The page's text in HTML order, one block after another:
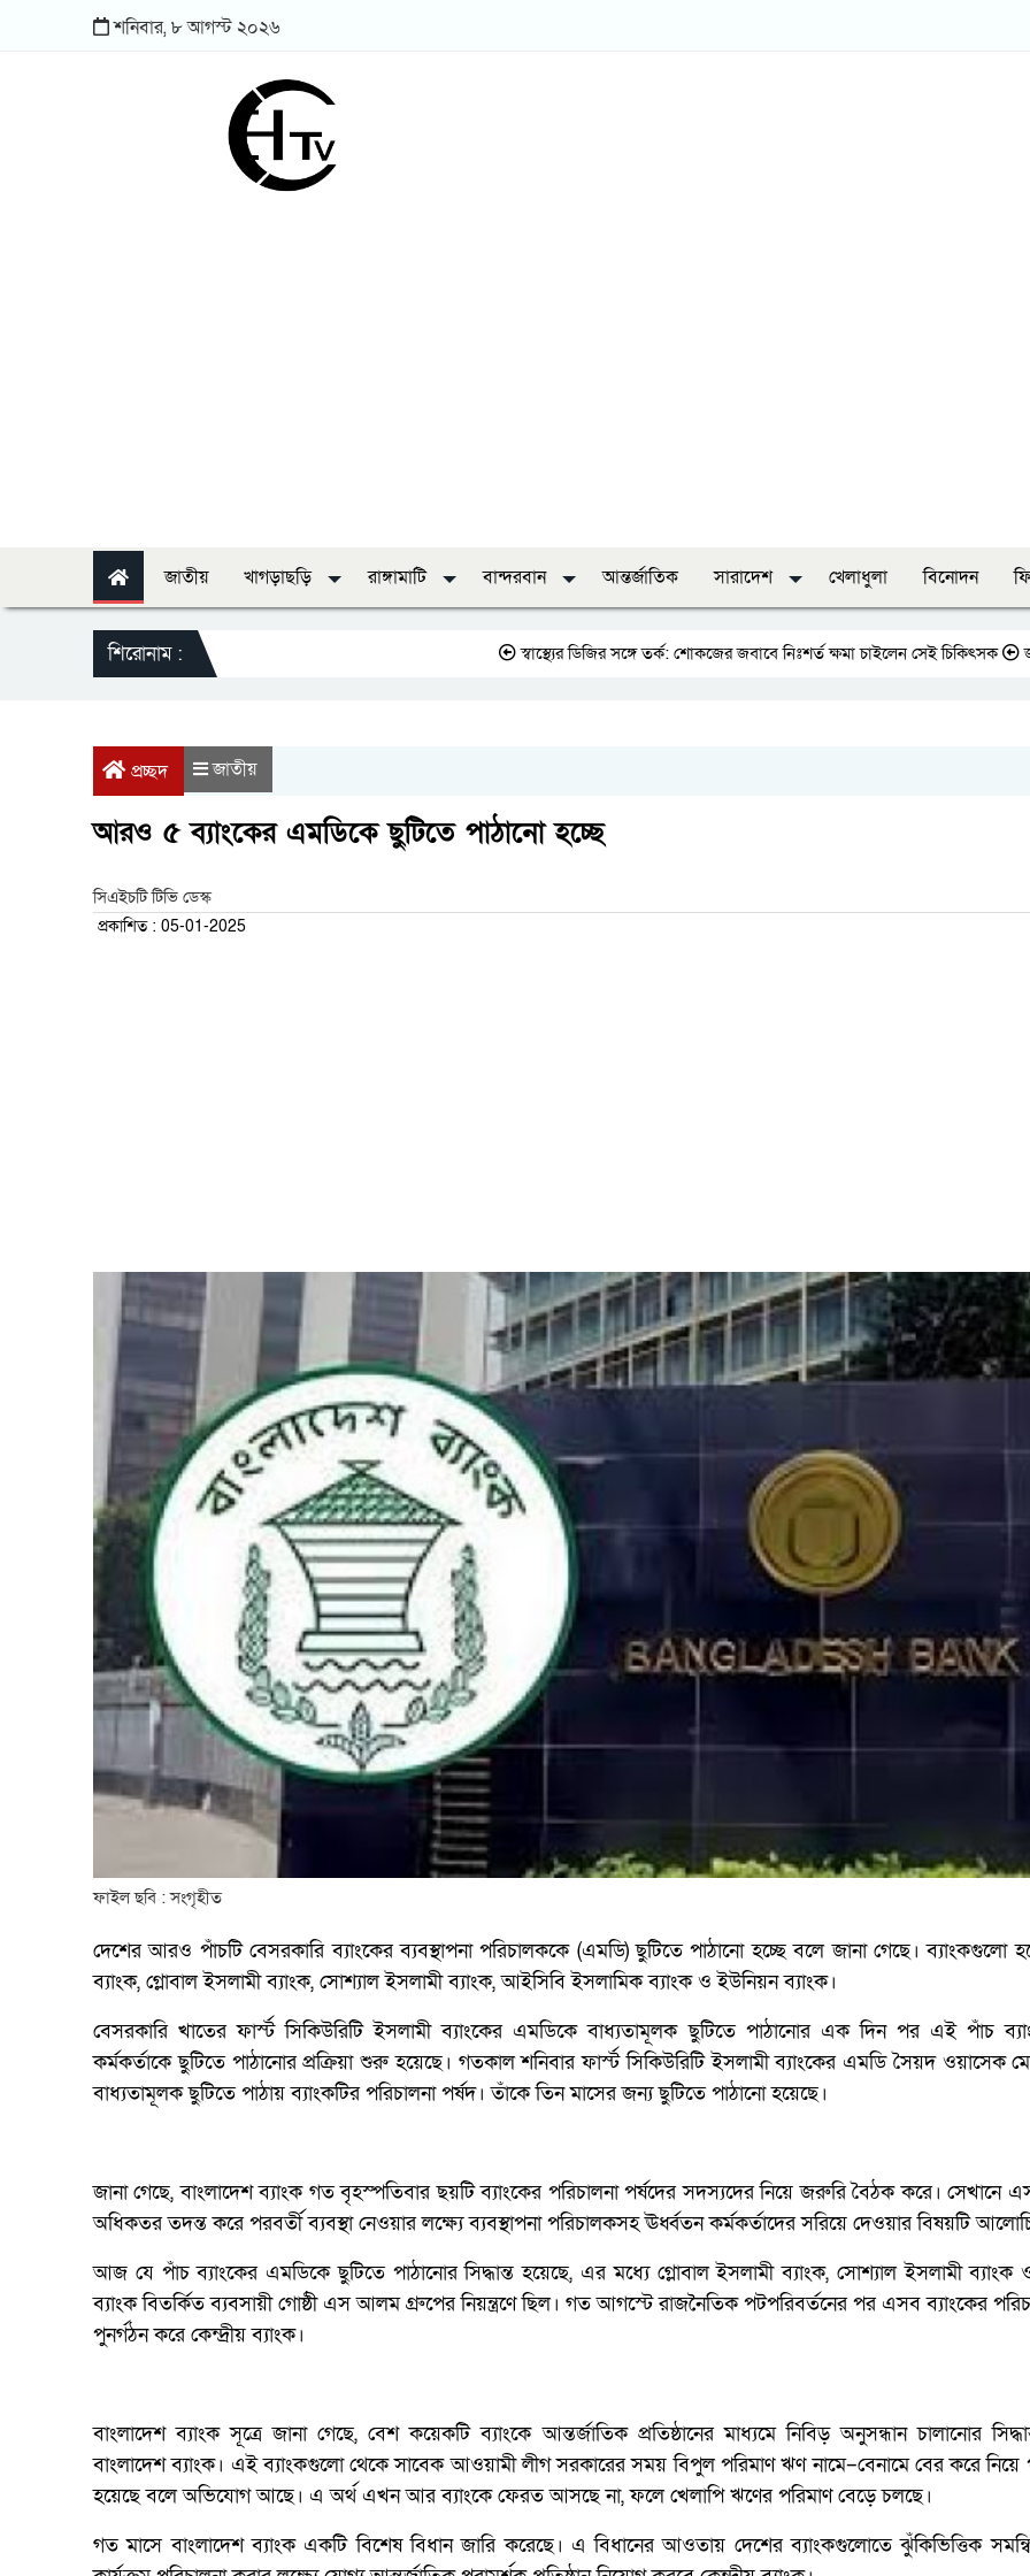
শনিবার,৮আগস্ট ২০২৬
জাতীয় খাগড়াছড়ি রাঙ্গামাটি বান্দরবান আন্তর্জাতিক সারাদেশ খেলাধুলা বিনোদন
শিরোনাম : স্বাস্থ্যের ডিজির সঙ্গে তর্ক: শোকজের জবাবে নিঃশর্ত ক্ষমা চাইলেন সেই চিকিৎসক জাতীয়
প্রচ্ছদ জাতীয়
আরও ৫ ব্যাংকের এমডিকে ছুটিতে পাঠানো হচ্ছে
সিএইচটি টিভি ডেস্ক
প্রকাশিত : 05-01-2025
ফাইল ছবি : সংগৃহীত
দেশের আরও পাঁচটি বেসরকারি ব্যাংকের ব্যবস্থাপনা পরিচালককে (এমডি) ছুটিতে পাঠানো হচ্ছে বলে জানা গেছে। ব্যাংকগুলো
ব্যাংক, গ্লোবাল ইসলামী ব্যাংক, সোশ্যাল ইসলামী ব্যাংক, আইসিবি ইসলামিক ব্যাংক ও ইউনিয়ন ব্যাংক।
বেসরকারি খাতের ফার্স্ট সিকিউরিটি ইসলামী ব্যাংকের এমডিকে বাধ্যতামূলক ছুটিতে পাঠানোর এক দিন পর এই পাঁচ
কর্মকর্তাকে ছুটিতে পাঠানোর প্রক্রিয়া শুরু হয়েছে। গতকাল শনিবার ফার্স্ট সিকিউরিটি ইসলামী ব্যাংকের এমডি সৈয়দ ওয়াসেক
বাধ্যতামূলক ছুটিতে পাঠায় ব্যাংকটির পরিচালনা পর্ষদ। তাঁকে তিন মাসের জন্য ছুটিতে পাঠানো হয়েছে।
জানা গেছে, বাংলাদেশ ব্যাংক গত বৃহস্পতিবার ছয়টি ব্যাংকের পরিচালনা পর্ষদের সদস্যদের নিয়ে জরুরি বৈঠক করে। সেখানে
অধিকতর তদন্ত করে পরবর্তী ব্যবস্থা নেওয়ার লক্ষ্যে ব্যবস্থাপনা পরিচালকসহ ঊর্ধ্বতন কর্মকর্তাদের সরিয়ে দেওয়ার বিষয়টি
আজ যে পাঁচ ব্যাংকের এমডিকে ছুটিতে পাঠানোর সিদ্ধান্ত হয়েছে, এর মধ্যে গ্লোবাল ইসলামী ব্যাংক, সোশ্যাল ইসলামী ব্যাংক
ব্যাংক বিতর্কিত ব্যবসায়ী গোষ্ঠী এস আলম গ্রুপের নিয়ন্ত্রণে ছিল। গত আগস্টে রাজনৈতিক পটপরিবর্তনের পর এসব ব্যাংকের
পুনর্গঠন করে কেন্দ্রীয় ব্যাংক।
বাংলাদেশ ব্যাংক সূত্রে জানা গেছে, বেশ কয়েকটি ব্যাংকে আন্তর্জাতিক প্রতিষ্ঠানের মাধ্যমে নিবিড় অনুসন্ধান চালানোর
বাংলাদেশ ব্যাংক। এই ব্যাংকগুলো থেকে সাবেক আওয়ামী লীগ সরকারের সময় বিপুল পরিমাণ ঋণ নামে–বেনামে বের করে নিয়ে
হয়েছে বলে অভিযোগ আছে। এ অর্থ এখন আর ব্যাংকে ফেরত আসছে না, ফলে খেলাপি ঋণের পরিমাণ বেড়ে চলছে।
গত মাসে বাংলাদেশ ব্যাংক একটি বিশেষ বিধান জারি করেছে। এ বিধানের আওতায় দেশের ব্যাংকগুলোতে ঝুঁকিভিত্তিক